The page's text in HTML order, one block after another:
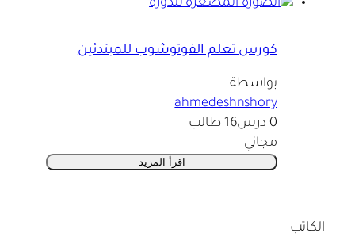
كورس تعلم الفوتوشوب للمبتدئين
بواسطة
ahmedeshnshory
0 درس
16 طالب
مجاني
اقرأ المزيد
الكاتب